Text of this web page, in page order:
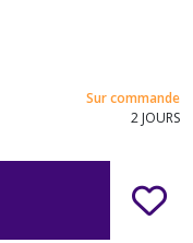
Sur commande
2 JOURS